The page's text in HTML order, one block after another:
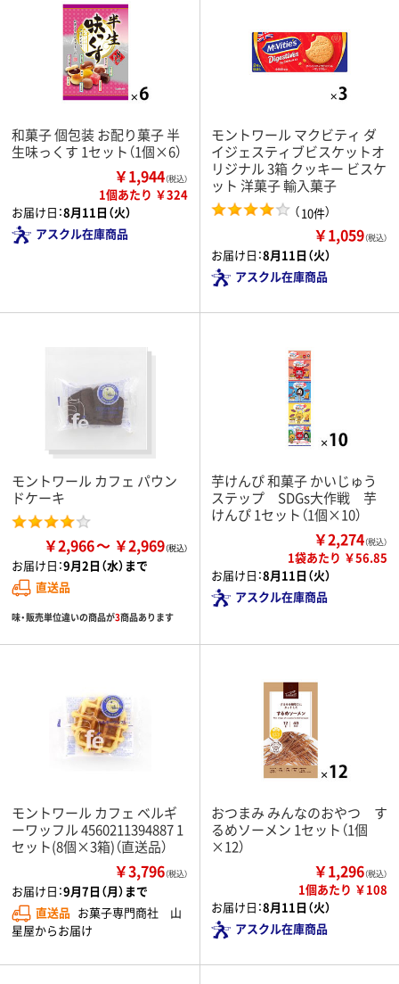
和菓子 個包装 お配り菓子 半
生味っくす 1セット（1個×6）
￥1,944（税込）
1個あたり ￥324
お届け日：8月11日（火）
アスクル在庫商品
モントワール マクビティ ダ
イジェスティブビスケットオ
リジナル 3箱 クッキー ビスケ
ット 洋菓子 輸入菓子
（10件）
￥1,059（税込）
お届け日：8月11日（火）
アスクル在庫商品
モントワール カフェ パウン
ドケーキ
￥2,966 ￥2,969
お届け日：9月2日（水）まで
直送品
味・販売単位違いの商品が3商品あります
芋けんぴ 和菓子 かいじゅう
ステップ SDGs大作戦 芋
けんぴ 1セット（1個×10）
￥2,274（税込）
1袋あたり ￥56.85
お届け日：8月11日（火）
アスクル在庫商品
モントワール カフェ ベルギ
ーワッフル 4560211394887 1
セット(8個×3箱)（直送品）
￥3,796（税込）
お届け日：9月7日（月）まで
直送品 お菓子専門商社 山
星屋からお届け
おつまみ みんなのおやつ す
るめソーメン 1セット（1個
×12）
￥1,296（税込）
1個あたり ￥108
お届け日：8月11日（火）
アスクル在庫商品